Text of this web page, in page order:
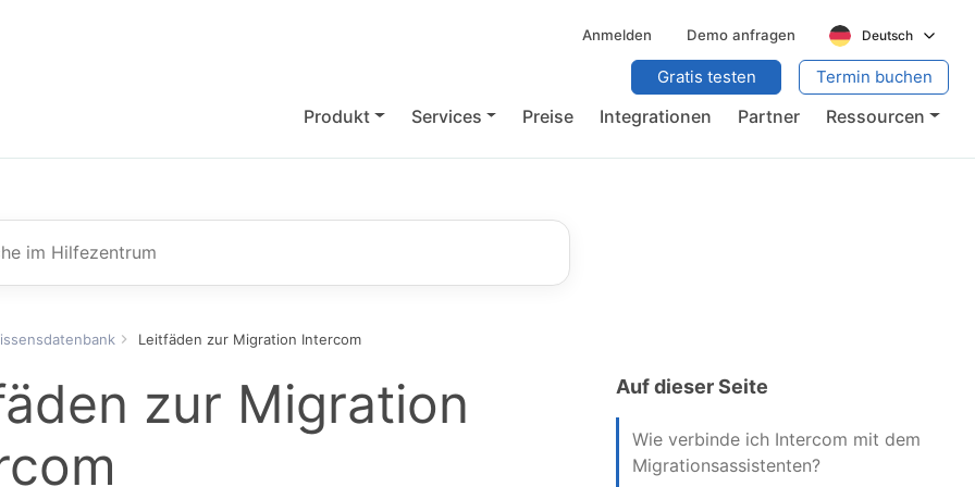
Anmelden Demo anfragen Deutsch
Produkt Services Preise Integrationen Partner Ressourcen
Gratis testen Termin buchen
Leitfäden zur Migration Intercom
zur Migration
Auf dieser Seite
Wie verbinde ich Intercom mit dem
Migrationsassistenten?